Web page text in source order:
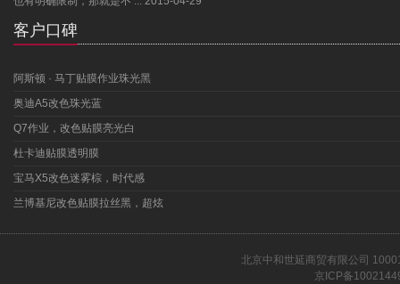
客户口碑
阿斯顿 · 马丁贴膜作业珠光黑
奥迪A5改色珠光蓝
Q7作业，改色贴膜亮光白
杜卡迪贴膜透明膜
宝马X5改色迷雾棕，时代感
兰博基尼改色贴膜拉丝黑，超炫
北京中和世延商贸有限公司
京ICP备